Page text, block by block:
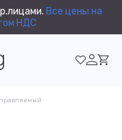
Все цены на
НДС